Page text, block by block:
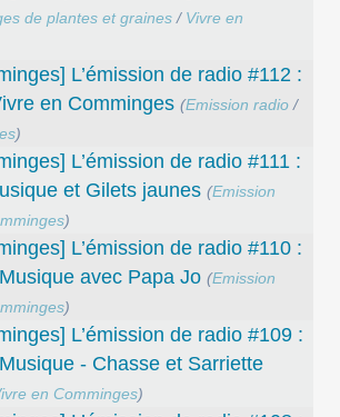
de plantes et graines / Vivre en
L’émission de radio #112 :
en Comminges (Emission radio /
)
L’émission de radio #111 :
et Gilets jaunes (Emission
)
L’émission de radio #110 :
avec Papa Jo (Emission
)
L’émission de radio #109 :
- Chasse et Sarriette
en Comminges)